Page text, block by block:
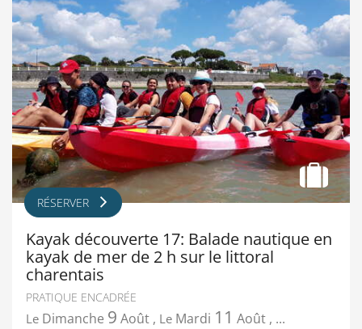
RÉSERVER
Kayak découverte 17: Balade nautique en
kayak de mer de 2 h sur le littoral
charentais
PRATIQUE ENCADRÉE
Le Dimanche 9 Août , Le Mardi 11 Août , ...